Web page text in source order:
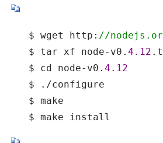
$ wget http: //
$ tar xf node-v0. 4.12
$ cd node-v0. 4.12
$ ./configure
$ make
$ make install